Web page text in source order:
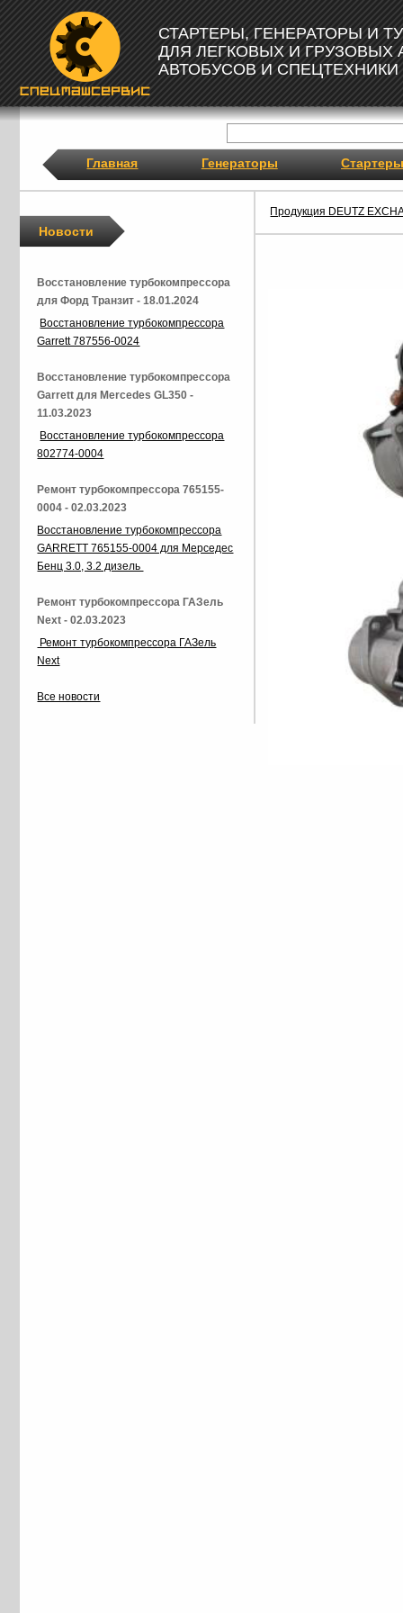
СТАРТЕРЫ, ГЕНЕРАТОРЫ И
ДЛЯ ЛЕГКОВЫХ И ГРУЗОВЫХ
АВТОБУСОВ И СПЕЦТЕХНИКИ
Главная Генераторы Стартеры
Продукция DEUTZ
Новости
Восстановление турбокомпрессора
для Форд Транзит - 18.01.2024
Восстановление турбокомпрессора
Garrett 787556-0024
Восстановление турбокомпрессора
Garrett для Mercedes GL350 -
11.03.2023
Восстановление турбокомпрессора
802774-0004
Ремонт турбокомпрессора 765155-
0004 - 02.03.2023
Восстановление турбокомпрессора
GARRETT 765155-0004 для Мерседес
Бенц 3.0, 3.2 дизель
Ремонт турбокомпрессора ГАЗель
Next - 02.03.2023
Ремонт турбокомпрессора ГАЗель
Next
Все новости